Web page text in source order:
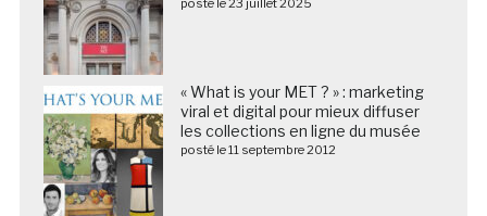
« What is your MET ? » : marketing
viral et digital pour mieux diffuser
les collections en ligne du musée
posté le 11 septembre 2012